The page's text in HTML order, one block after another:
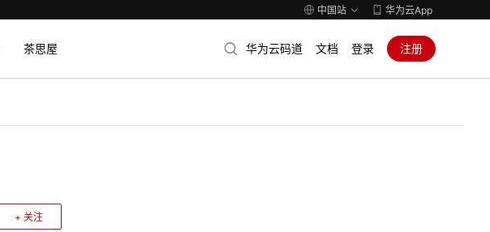
中国站 华为云App
茶思屋 华为云码道 文档 登录 注册
+ 关注